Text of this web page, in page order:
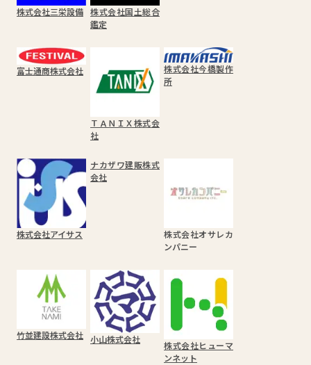
株式会社三栄設備 株式会社国土総合
鑑定
富士通商株式会社
ＴＡＮＩＸ株式会
社
株式会社今橋製作
所
株式会社アイサス
ナカザワ建販株式
会社
株式会社オサレカ
ンパニー
竹並建設株式会社 小山株式会社
株式会社ヒューマ
ンネット